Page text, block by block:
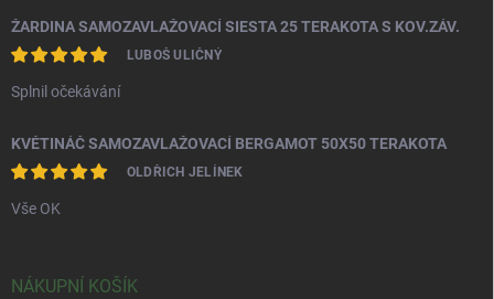
ŽARDINA SAMOZAVLAŽOVACÍ SIESTA 25 TERAKOTA S KOV.ZÁV.
LUBOŠ ULIČNÝ
Splnil očekávání
KVĚTINÁČ SAMOZAVLAŽOVACÍ BERGAMOT 50X50 TERAKOTA
OLDŘICH JELÍNEK
Vše OK
NÁKUPNÍ KOŠÍK